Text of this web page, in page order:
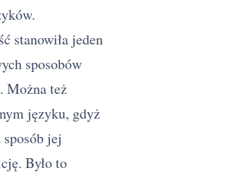
stanowiła jeden
sposobów
Można też
języku, gdyż
jej
Było to